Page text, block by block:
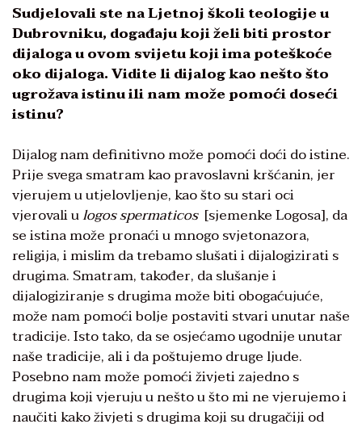
Sudjelovali ste na Ljetnoj školi teologije u
Dubrovniku, događaju koji želi biti prostor
dijaloga u ovom svijetu koji ima poteškoće
oko dijaloga. Vidite li dijalog kao nešto što
ugrožava istinu ili nam može pomoći doseći
istinu?
Dijalog nam definitivno može pomoći doći do istine.
Prije svega smatram kao pravoslavni kršćanin, jer
vjerujem u utjelovljenje, kao što su stari oci
vjerovali ulogos spermaticos [sjemenke Logosa], da
se istina može pronaći u mnogo svjetonazora,
religija, i mislim da trebamo slušati i dijalogizirati s
drugima. Smatram, također, da slušanje i
dijalogiziranje s drugima može biti obogaćujuće,
može nam pomoći bolje postaviti stvari unutar naše
tradicije. Isto tako, da se osjećamo ugodnije unutar
naše tradicije, ali i da poštujemo druge ljude.
Posebno nam može pomoći živjeti zajedno s
drugima koji vjeruju u nešto u što mi ne vjerujemo i
naučiti kako živjeti s drugima koji su drugačiji od